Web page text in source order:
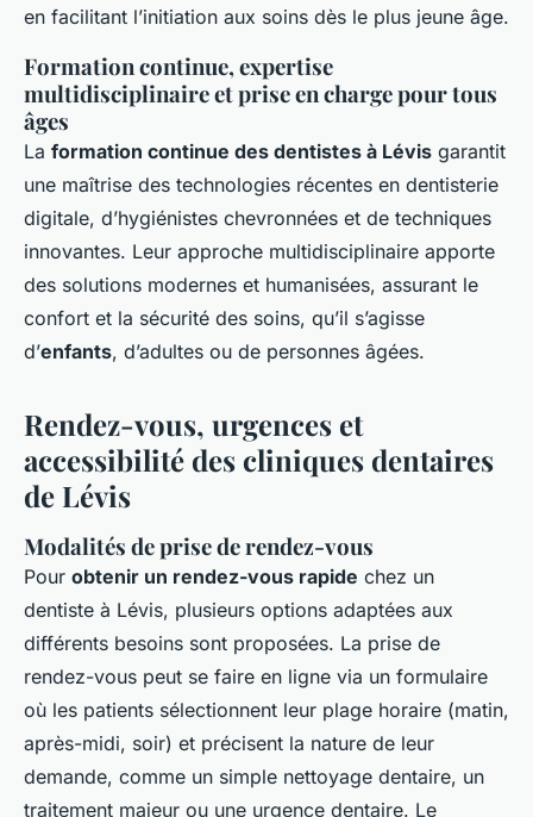
en facilitant l’initiation aux soins dès le plus jeune âge.
Formation continue, expertise
multidisciplinaire et prise en charge pour tous
âges
La formation continue des dentistes à Lévis garantit
une maîtrise des technologies récentes en dentisterie
digitale, d’hygiénistes chevronnées et de techniques
innovantes. Leur approche multidisciplinaire apporte
des solutions modernes et humanisées, assurant le
confort et la sécurité des soins, qu’il s’agisse
d’enfants, d’adultes ou de personnes âgées.
Rendez-vous, urgences et
accessibilité des cliniques dentaires
de Lévis
Modalités de prise de rendez-vous
Pour obtenir un rendez-vous rapide chez un
dentiste à Lévis, plusieurs options adaptées aux
différents besoins sont proposées. La prise de
rendez-vous peut se faire en ligne via un formulaire
où les patients sélectionnent leur plage horaire (matin,
après-midi, soir) et précisent la nature de leur
demande, comme un simple nettoyage dentaire, un
traitement majeur ou une urgence dentaire. Le